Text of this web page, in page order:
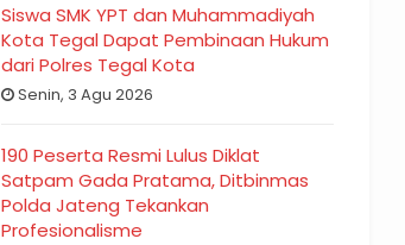
Siswa SMK YPT dan Muhammadiyah
Kota Tegal Dapat Pembinaan Hukum
dari Polres Tegal Kota
Senin, 3 Agu 2026
190 Peserta Resmi Lulus Diklat
Satpam Gada Pratama, Ditbinmas
Polda Jateng Tekankan
Profesionalisme